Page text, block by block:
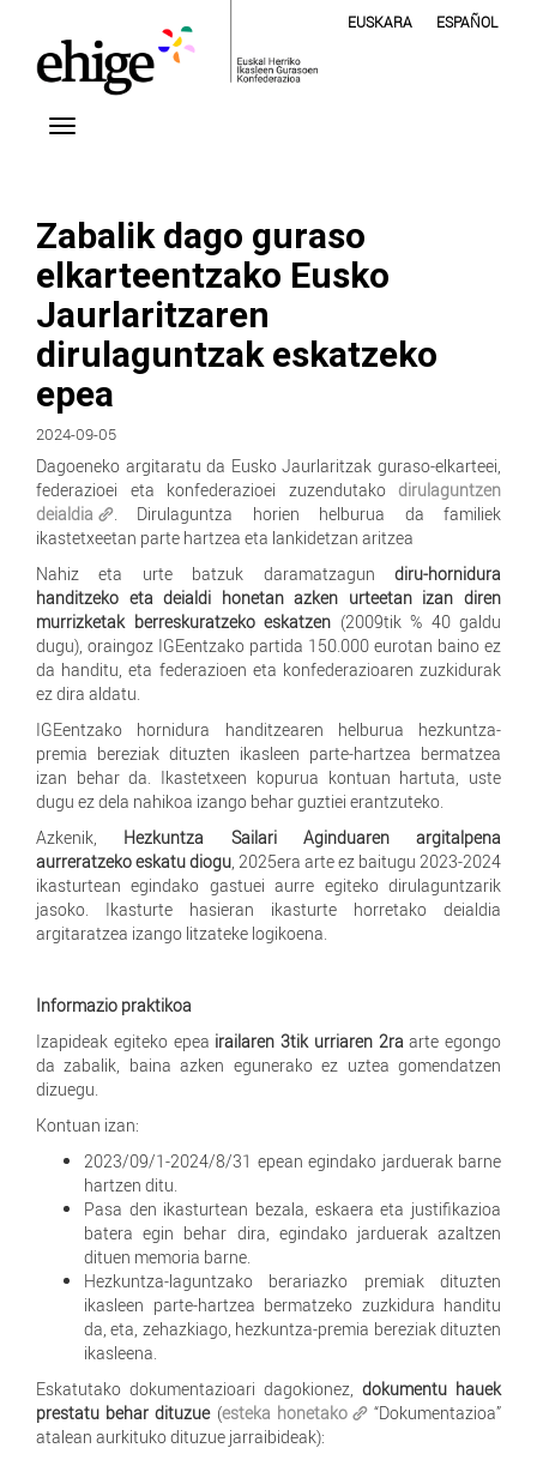
EUSKARA ESPAÑOL
Zabalik dago guraso
elkarteentzako Eusko
Jaurlaritzaren
dirulaguntzak eskatzeko
epea
2024-09-05
Dagoeneko argitaratu da Eusko Jaurlaritzak guraso-elkarteei,
federazioei eta konfederazioei zuzendutako dirulaguntzen
deialdia
. Dirulaguntza horien helburua da familiek
ikastetxeetan parte hartzea eta lankidetzan aritzea
Nahiz eta urte batzuk daramatzagun diru-hornidura
handitzeko eta deialdi honetan azken urteetan izan diren
murrizketak berreskuratzeko eskatzen (2009tik % 40 galdu
dugu), oraingoz IGEentzako partida 150.000 eurotan baino ez
da handitu, eta federazioen eta konfederazioaren zuzkidurak
ez dira aldatu.
IGEentzako hornidura handitzearen helburua hezkuntza-
premia bereziak dituzten ikasleen parte-hartzea bermatzea
izan behar da. Ikastetxeen kopurua kontuan hartuta, uste
dugu ez dela nahikoa izango behar guztiei erantzuteko.
Azkenik, Hezkuntza Sailari Aginduaren argitalpena
aurreratzeko eskatu diogu, 2025era arte ez baitugu 2023-2024
ikasturtean egindako gastuei aurre egiteko dirulaguntzarik
jasoko. Ikasturte hasieran ikasturte horretako deialdia
argitaratzea izango litzateke logikoena.
Informazio praktikoa
Izapideak egiteko epea irailaren 3tik urriaren 2raarte egongo
da zabalik, baina azken egunerako ez uztea gomendatzen
dizuegu.
Kontuan izan:
2023/09/1-2024/8/31 epean egindako jarduerak barne
hartzen ditu.
Pasa den ikasturtean bezala, eskaera eta justifikazioa
batera egin behar dira, egindako jarduerak azaltzen
dituen memoria barne.
Hezkuntza-laguntzako berariazko premiak dituzten
ikasleen parte-hartzea bermatzeko zuzkidura handitu
da, eta, zehazkiago, hezkuntza-premia bereziak dituzten
ikasleena.
Eskatutako dokumentazioari dagokionez, dokumentu hauek
prestatu behar dituzue(esteka honetako
“Dokumentazioa”
atalean aurkituko dituzue jarraibideak):